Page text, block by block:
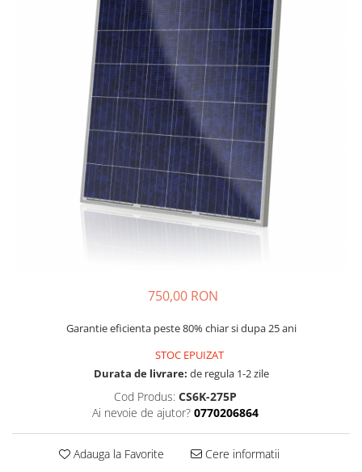
750,00 RON
Garantie eficienta peste 80% chiar si dupa 25 ani
STOC EPUIZAT
Durata de livrare: de regula 1-2 zile
Cod Produs: CS6K-275P
Ai nevoie de ajutor? 0770206864
Adauga la Favorite Cere informatii